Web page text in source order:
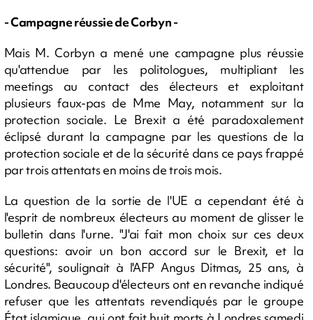
- Campagne réussie de Corbyn -
Mais M. Corbyn a mené une campagne plus réussie
qu'attendue par les politologues, multipliant les
meetings au contact des électeurs et exploitant
plusieurs faux-pas de Mme May, notamment sur la
protection sociale. Le Brexit a été paradoxalement
éclipsé durant la campagne par les questions de la
protection sociale et de la sécurité dans ce pays frappé
par trois attentats en moins de trois mois.
La question de la sortie de l'UE a cependant été à
l'esprit de nombreux électeurs au moment de glisser le
bulletin dans l'urne. "J'ai fait mon choix sur ces deux
questions: avoir un bon accord sur le Brexit, et la
sécurité", soulignait à l'AFP Angus Ditmas, 25 ans, à
Londres. Beaucoup d'électeurs ont en revanche indiqué
refuser que les attentats revendiqués par le groupe